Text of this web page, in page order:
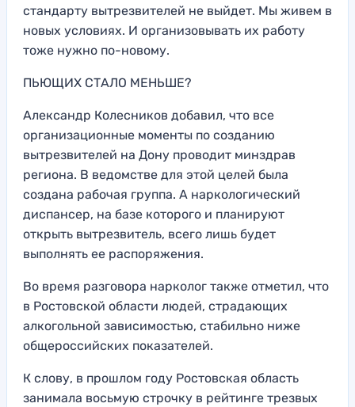
стандарту вытрезвителей не выйдет. Мы живем в
новых условиях. И организовывать их работу
тоже нужно по-новому.
ПЬЮЩИХ СТАЛО МЕНЬШЕ?
Александр Колесников добавил, что все
организационные моменты по созданию
вытрезвителей на Дону проводит минздрав
региона. В ведомстве для этой целей была
создана рабочая группа. А наркологический
диспансер, на базе которого и планируют
открыть вытрезвитель, всего лишь будет
выполнять ее распоряжения.
Во время разговора нарколог также отметил, что
в Ростовской области людей, страдающих
алкогольной зависимостью, стабильно ниже
общероссийских показателей.
К слову, в прошлом году Ростовская область
занимала восьмую строчку в рейтинге трезвых